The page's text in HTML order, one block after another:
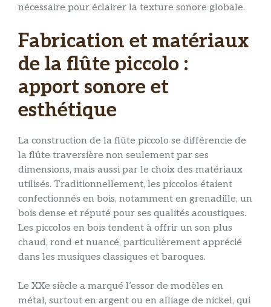
nécessaire pour éclairer la texture sonore globale.
Fabrication et matériaux
de la flûte piccolo :
apport sonore et
esthétique
La construction de la flûte piccolo se différencie de
la flûte traversière non seulement par ses
dimensions, mais aussi par le choix des matériaux
utilisés. Traditionnellement, les piccolos étaient
confectionnés en bois, notamment en grenadille, un
bois dense et réputé pour ses qualités acoustiques.
Les piccolos en bois tendent à offrir un son plus
chaud, rond et nuancé, particulièrement apprécié
dans les musiques classiques et baroques.
Le XXe siècle a marqué l’essor de modèles en
métal, surtout en argent ou en alliage de nickel, qui